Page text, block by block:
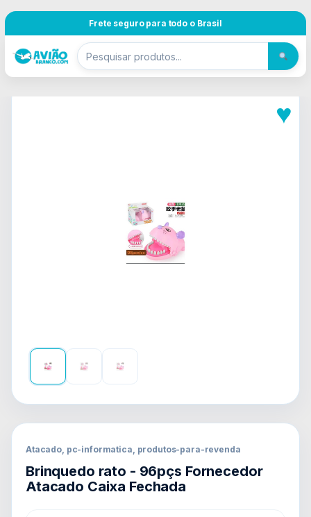
Frete seguro para todo o Brasil
♥
Atacado, pc-informatica, produtos-para-revenda
Brinquedo rato - 96pçs Fornecedor
Atacado Caixa Fechada